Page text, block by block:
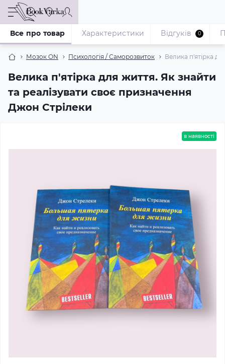
Мозок ON Психологія / Саморозвиток Велика п'ятірка
Велика п'ятірка для життя. Як знайти
та реалізувати своє призначення
Джон Стрілеки
Все про товар Характеристики Відгуків 0
в наявності